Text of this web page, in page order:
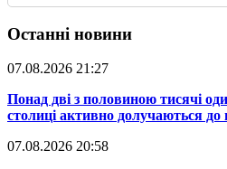
Останні новини
07.08.2026 21:27
​Понад дві з половиною тисячі
столиці активно долучаються
07.08.2026 20:58